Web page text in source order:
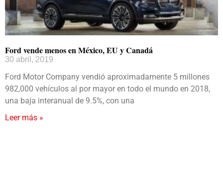
Ford vende menos en México, EU y Canadá
30 abril, 2019
Ford Motor Company vendió aproximadamente 5 millones
982,000 vehículos al por mayor en todo el mundo en 2018,
una baja interanual de 9.5%, con una
Leer más »